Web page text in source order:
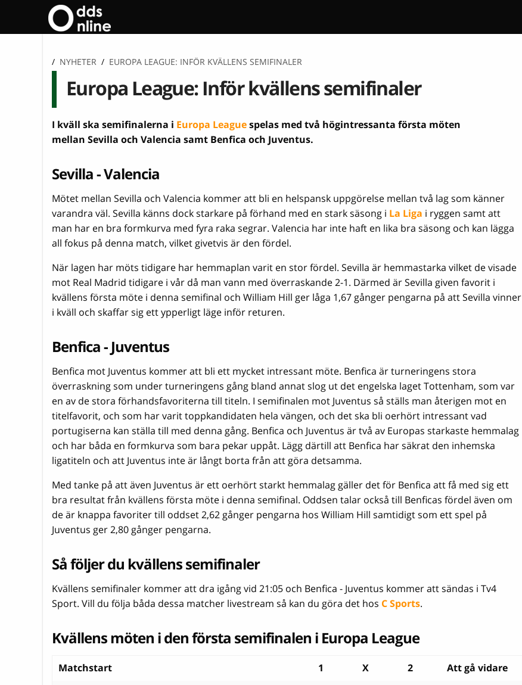
/ NYHETER / EUROPA LEAGUE: INFÖR KVÄLLENS SEMIFINALER
Europa League: Inför kvällens semifinaler
I kväll ska semifinalerna i Europa Leaguespelas med två högintressanta första möten
mellan Sevilla och Valencia samt Benfica och Juventus.
Sevilla - Valencia
Mötet mellan Sevilla och Valencia kommer att bli en helspansk uppgörelse mellan två lag som känner
varandra väl. Sevilla känns dock starkare på förhand med en stark säsong i La Liga i ryggen samt att
man har en bra formkurva med fyra raka segrar. Valencia har inte haft en lika bra säsong och kan lägga
all fokus på denna match, vilket givetvis är den fördel.
När lagen har möts tidigare har hemmaplan varit en stor fördel. Sevilla är hemmastarka vilket de visade
mot Real Madrid tidigare i vår då man vann med överraskande 2-1. Därmed är Sevilla given favorit i
kvällens första möte i denna semifinal och William Hill ger låga 1,67 gånger pengarna på att Sevilla vinner
i kväll och skaffar sig ett ypperligt läge inför returen.
Benfica - Juventus
Benfica mot Juventus kommer att bli ett mycket intressant möte. Benfica är turneringens stora
överraskning som under turneringens gång bland annat slog ut det engelska laget Tottenham, som var
en av de stora förhandsfavoriterna till titeln. I semifinalen mot Juventus så ställs man återigen mot en
titelfavorit, och som har varit toppkandidaten hela vängen, och det ska bli oerhört intressant vad
portugiserna kan ställa till med denna gång. Benfica och Juventus är två av Europas starkaste hemmalag
och har båda en formkurva som bara pekar uppåt. Lägg därtill att Benfica har säkrat den inhemska
ligatiteln och att Juventus inte är långt borta från att göra detsamma.
Med tanke på att även Juventus är ett oerhört starkt hemmalag gäller det för Benfica att få med sig ett
bra resultat från kvällens första möte i denna semifinal. Oddsen talar också till Benficas fördel även om
de är knappa favoriter till oddset 2,62 gånger pengarna hos William Hill samtidigt som ett spel på
Juventus ger 2,80 gånger pengarna.
Så följer du kvällens semifinaler
Kvällens semifinaler kommer att dra igång vid 21:05 och Benfica - Juventus kommer att sändas i Tv4
Sport. Vill du följa båda dessa matcher livestream så kan du göra det hos C Sports.
Kvällens möten i den första semifinalen i Europa League
Matchstart 1 X 2
Att gå vidare